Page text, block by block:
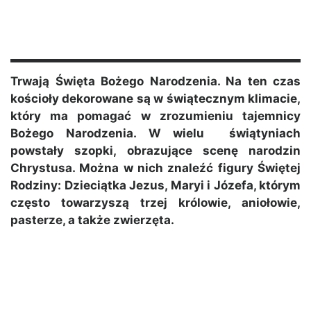
Trwają Święta Bożego Narodzenia. Na ten czas
kościoły dekorowane są w świątecznym klimacie,
który ma pomagać w zrozumieniu tajemnicy
Bożego Narodzenia. W wielu świątyniach
powstały szopki, obrazujące scenę narodzin
Chrystusa. Można w nich znaleźć figury Świętej
Rodziny: Dzieciątka Jezus, Maryi i Józefa, którym
często towarzyszą trzej królowie, aniołowie,
pasterze, a także zwierzęta.